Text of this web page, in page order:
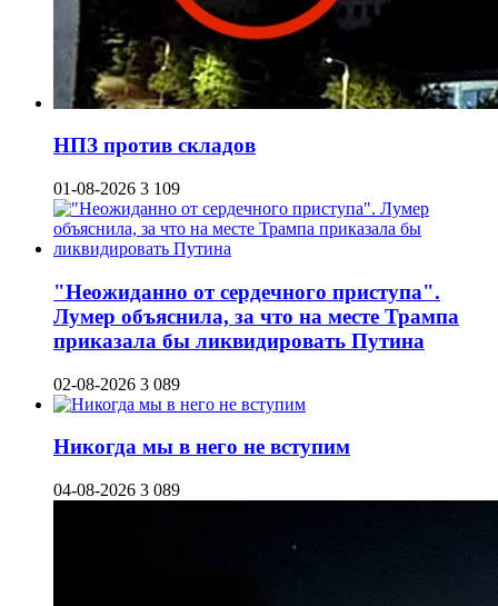
НПЗ против складов
01-08-2026 3 109
"Неожиданно от сердечного приступа".
Лумер объяснила, за что на месте Трампа
приказала бы ликвидировать Путина
02-08-2026 3 089
Никогда мы в него не вступим
04-08-2026 3 089